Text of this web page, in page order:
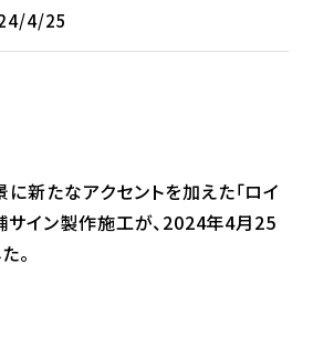
4/25
新たなアクセントを加えた「ロイ
サイン製作施工が、2024年4月25
。